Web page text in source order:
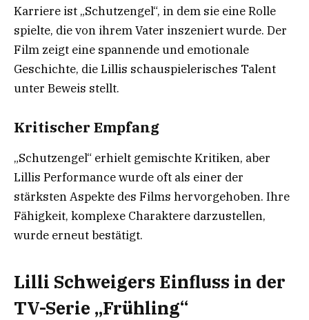
Karriere ist „Schutzengel“, in dem sie eine Rolle
spielte, die von ihrem Vater inszeniert wurde. Der
Film zeigt eine spannende und emotionale
Geschichte, die Lillis schauspielerisches Talent
unter Beweis stellt.
Kritischer Empfang
„Schutzengel“ erhielt gemischte Kritiken, aber
Lillis Performance wurde oft als einer der
stärksten Aspekte des Films hervorgehoben. Ihre
Fähigkeit, komplexe Charaktere darzustellen,
wurde erneut bestätigt.
Lilli Schweigers Einfluss in der
TV-Serie „Frühling“